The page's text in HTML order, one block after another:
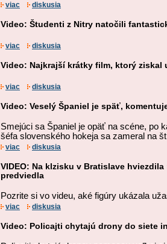
viac diskusia
Video: Študenti z Nitry natočili
viac diskusia
Video: Najkrajší krátky film, ktorý ziskal
viac diskusia
Video: Veselý Španiel je späť,
Smejúci sa Španiel je opäť na scéne, po
šéfa slovenského hokeja sa zameral na
viac diskusia
VIDEO: Na klzisku v Bratislave hviezdila
predviedla
Pozrite si vo videu, aké figúry ukázala
viac diskusia
Video: Policajti chytajú drony do siete